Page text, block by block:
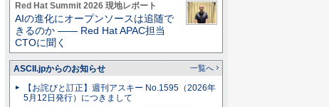
Red Hat Summit 2026 現地レポート
AIの進化にオープンソースは追随で
きるのか ―― Red Hat APAC担当
CTOに聞く
ASCII.jpからのお知らせ 一覧へ
【お詫びと訂正】週刊アスキー No.1595（2026年
5月12日発行）につきまして